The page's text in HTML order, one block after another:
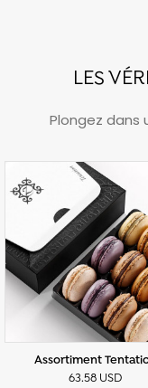
LES
Plongez dans
Assortiment
63.58 USD